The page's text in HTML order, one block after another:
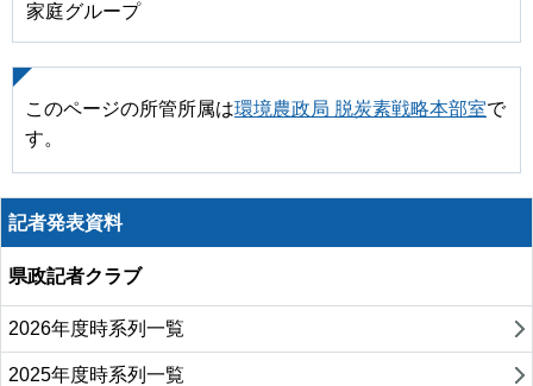
家庭グループ
このページの所管所属は環境農政局 脱炭素戦略本部室で
す。
記者発表資料
県政記者クラブ
2026年度時系列一覧
2025年度時系列一覧